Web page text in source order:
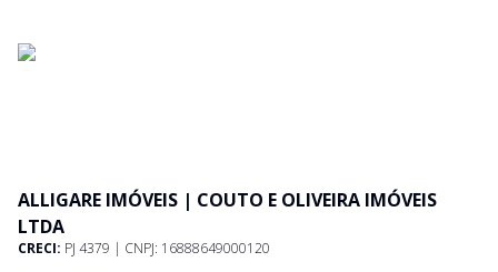
ALLIGARE IMÓVEIS | COUTO E OLIVEIRA IMÓVEIS
LTDA
CRECI: PJ 4379 | CNPJ: 16888649000120